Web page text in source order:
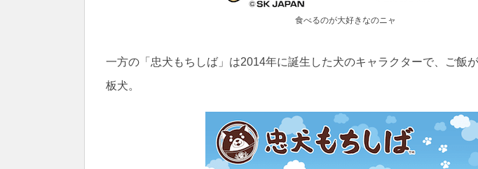
食べるのが大好きなのニャ
一方の「忠犬もちしば」は2014年に誕生した犬のキャラクターで、ご飯
板犬。